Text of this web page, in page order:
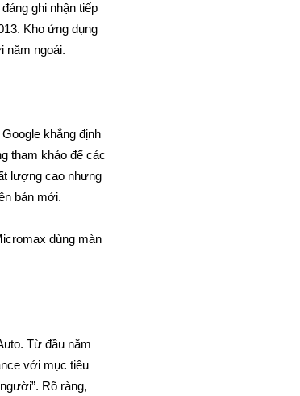
ghi nhận tiếp
Kho ứng dụng
năm ngoái.
khẳng định
tham khảo để các
lượng cao nhưng
bản mới.
dùng màn
Từ đầu năm
với mục tiêu
Rõ ràng,